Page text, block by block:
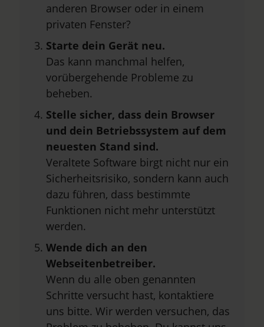
anderen Browser oder in einem
privaten Fenster?
Starte dein Gerät neu.
Das kann manchmal helfen,
vorübergehende Probleme zu
beheben.
Stelle sicher, dass dein Browser
und dein Betriebssystem auf dem
neuesten Stand sind.
Veraltete Software birgt nicht nur ein
Sicherheitsrisiko, sondern kann auch
dazu führen, dass bestimmte
Funktionen nicht mehr unterstützt
werden.
Wende dich an den
Webseitenbetreiber.
Wenn du alle oben genannten
Schritte versucht hast, kontaktiere
uns bitte. Wir werden versuchen, das